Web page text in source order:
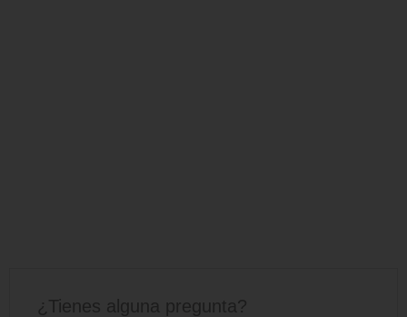
¿Tienes alguna pregunta?